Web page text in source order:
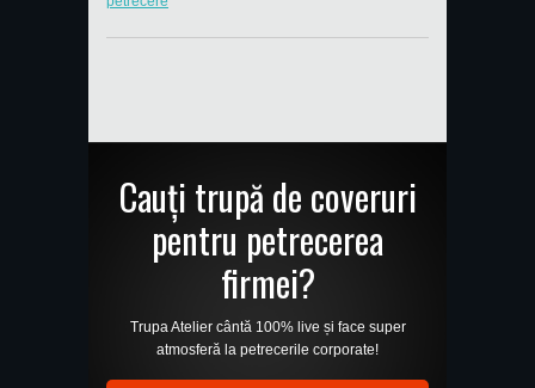
Cauți trupă de coveruri
pentru petrecerea
firmei?
Trupa Atelier cântă 100% live și face super
atmosferă la petrecerile corporate!